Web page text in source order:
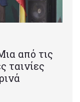
από τις
ταινίες